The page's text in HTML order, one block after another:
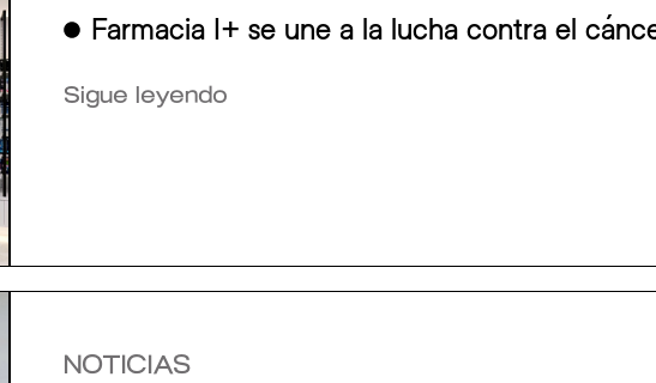
Farmacia I+ se une a la lucha contra el
Sigue leyendo
NOTICIAS